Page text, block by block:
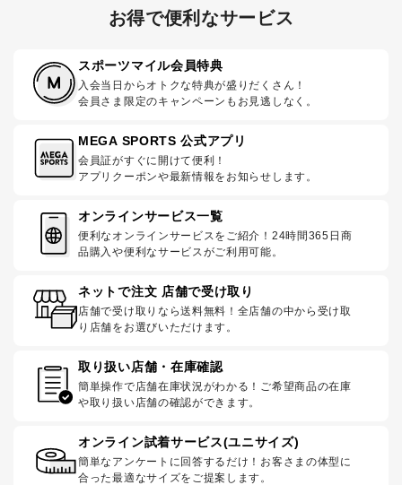
お得で便利なサービス
スポーツマイル会員特典
入会当日からオトクな特典が盛りだくさん！
会員さま限定のキャンペーンもお見逃しなく。
MEGA SPORTS 公式アプリ
会員証がすぐに開けて便利！
アプリクーポンや最新情報をお知らせします。
オンラインサービス一覧
便利なオンラインサービスをご紹介！24時間365日商
品購入や便利なサービスがご利用可能。
ネットで注文 店舗で受け取り
店舗で受け取りなら送料無料！全店舗の中から受け取
り店舗をお選びいただけます。
取り扱い店舗・在庫確認
簡単操作で店舗在庫状況がわかる！ご希望商品の在庫
や取り扱い店舗の確認ができます。
オンライン試着サービス(ユニサイズ)
簡単なアンケートに回答するだけ！お客さまの体型に
合った最適なサイズをご提案します。